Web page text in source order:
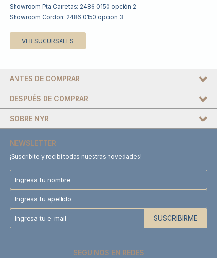
Showroom Pta Carretas: 2486 0150 opción 2
Showroom Cordón: 2486 0150 opción 3
VER SUCURSALES
DESPUÉS DE COMPRAR
SOBRE NYR
ANTES DE COMPRAR
NEWSLETTER
¡Suscribite y recibí todas nuestras novedades!
SUSCRIBIRME
SEGUINOS EN REDES